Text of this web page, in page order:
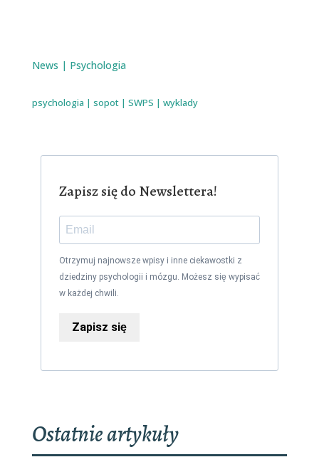
News | Psychologia
psychologia | sopot| SWPS | wyklady
Zapisz się do Newslettera!
Otrzymuj najnowsze wpisy i inne ciekawostki z
dziedziny psychologii i mózgu. Możesz się wypisać
w każdej chwili.
Zapisz się
Ostatnie artykuły